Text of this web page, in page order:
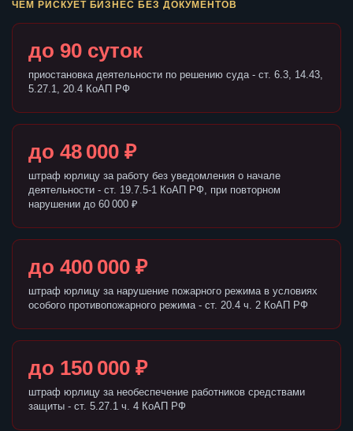
ЧЕМ РИСКУЕТ БИЗНЕС БЕЗ ДОКУМЕНТОВ
до 90 суток
приостановка деятельности по решению суда - ст. 6.3, 14.43,
5.27.1, 20.4 КоАП РФ
до 48 000 ₽
штраф юрлицу за работу без уведомления о начале
деятельности - ст. 19.7.5-1 КоАП РФ, при повторном
нарушении до 60 000 ₽
до 400 000 ₽
штраф юрлицу за нарушение пожарного режима в условиях
особого противопожарного режима - ст. 20.4 ч. 2 КоАП РФ
до 150 000 ₽
штраф юрлицу за необеспечение работников средствами
защиты - ст. 5.27.1 ч. 4 КоАП РФ